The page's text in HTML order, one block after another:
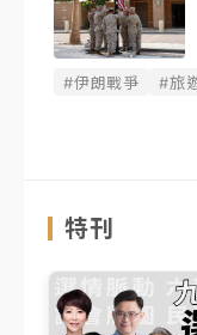
#伊朗戰爭 #旅
特刊